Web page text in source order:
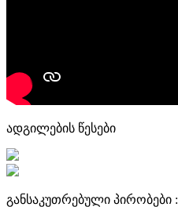
ადგილების წესები
განსაკუთრებული პირობები :